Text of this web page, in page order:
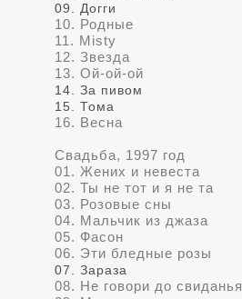
09. Догги
10. Родные
11. Misty
12. Звезда
13. Ой-ой-ой
14. За пивом
15. Тома
16. Весна
Свадьба, 1997 год
01. Жених и невеста
02. Ты не тот и я не та
03. Розовые сны
04. Мальчик из джаза
05. Фасон
06. Эти бледные розы
07. Зараза
08. Не говори до свиданья